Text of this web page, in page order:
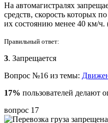
На автомагистралях
средств, скорость которых
их состоянию менее 40 км/
Правильный ответ:
3. Запрещается
Вопрос №16 из темы:
17% пользователей делают
вопрос 17